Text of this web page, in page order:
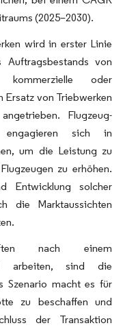
(2025–2030).
wird in erster Linie
von
kommerzielle oder
Ersatz von Triebwerken
Flugzeug-
engagieren sich in
um die Leistung zu
zu erhöhen.
Entwicklung solcher
die Marktaussichten
nach einem
arbeiten, sind die
Szenario macht es für
zu beschaffen und
der Transaktion